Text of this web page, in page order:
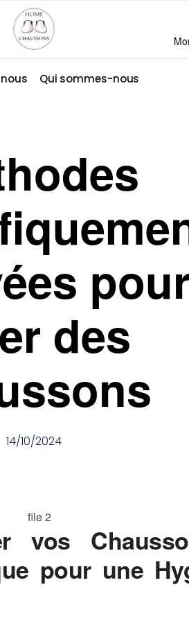
Qui sommes-nous
pour
des
14/10/2024
vos
pour une